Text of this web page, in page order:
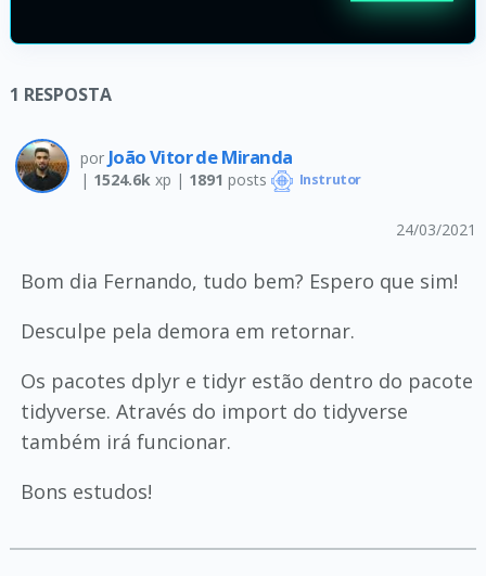
1 RESPOSTA
por João Vitor de Miranda
| 1524.6k xp | 1891 posts Instrutor
24/03/2021
Bom dia Fernando, tudo bem? Espero que sim!
Desculpe pela demora em retornar.
Os pacotes dplyr e tidyr estão dentro do pacote
tidyverse. Através do import do tidyverse
também irá funcionar.
Bons estudos!